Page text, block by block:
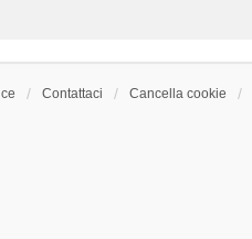
Contattaci Cancella cookie